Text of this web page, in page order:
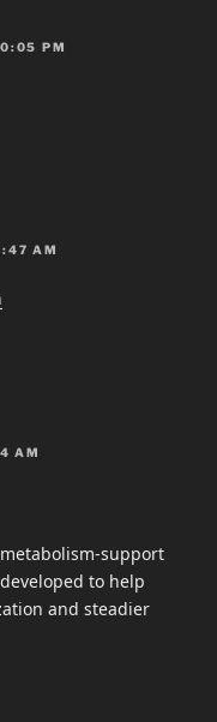
PM
AM
AM
support
to help
and steadier